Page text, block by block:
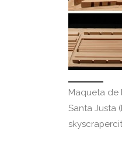
Maqueta de
Santa Justa